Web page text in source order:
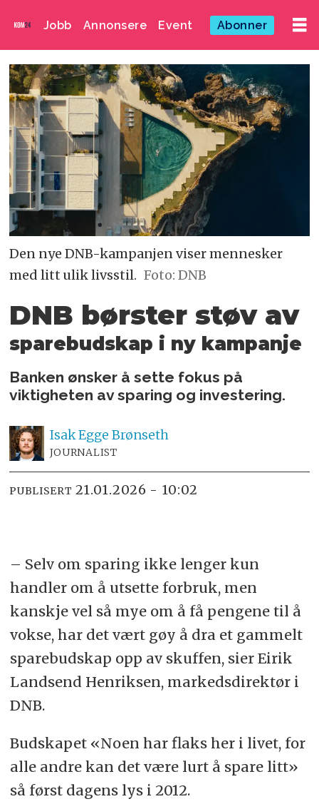
Jobb Annonsere Event Abonner
Den nye DNB-kampanjen viser mennesker
med litt ulik livsstil. Foto: DNB
DNB børster støv av
sparebudskap i ny kampanje
Banken ønsker å sette fokus på
viktigheten av sparing og investering.
IsakEgge Brønseth
JOURNALIST
PUBLISERT 21.01.2026 - 10:02
– Selv om sparing ikke lenger kun
handler om å utsette forbruk, men
kanskje vel så mye om å få pengene til å
vokse, har det vært gøy å dra et gammelt
sparebudskap opp av skuffen, sier Eirik
Landsend Henriksen, markedsdirektør i
DNB.
Budskapet «Noen har flaks her i livet, for
alle andre kan det være lurt å spare litt»
så først dagens lys i 2012.